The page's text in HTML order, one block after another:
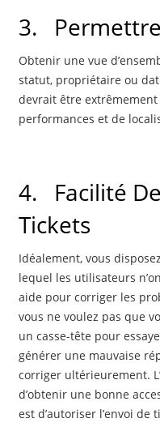
3.
Obtenir une vue
statut, propriétaire ou
devrait être extrêmement
performances et de
4. Facilité
Tickets
Idéalement, vous
lequel les utilisateurs
aide pour corriger les
vous ne voulez pas que
un casse-tête pour
générer une mauvaise
corriger ultérieurement.
d’obtenir une bonne
est d’autoriser l’envoi